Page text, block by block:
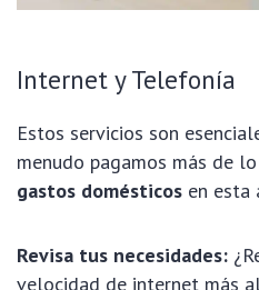
Internet y Telefonía
Estos servicios son
menudo pagamos más de
gastos domésticos en esta
Revisa tus necesidades:
velocidad de internet más